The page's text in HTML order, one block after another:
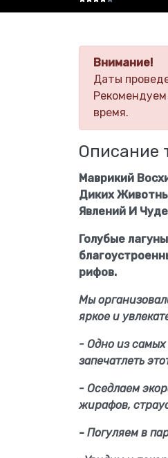
Внимание!
Даты
время.
Описание
Маврикий
Диких
Явлений И
Голубые
рифов.
Мы
яркое и
- Одно из самых
запечатлеть
- Оседлаем
жирафов,
- Погуляем в